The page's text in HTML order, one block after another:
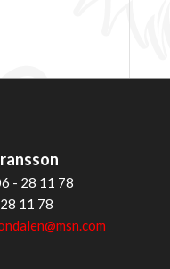
- 28 11 78
11 78